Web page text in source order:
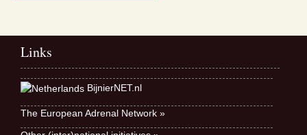
Links
BijnierNET.nl
The European Adrenal Network »